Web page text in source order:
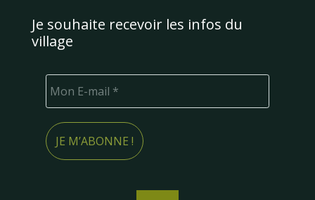
Je souhaite recevoir les infos du
village